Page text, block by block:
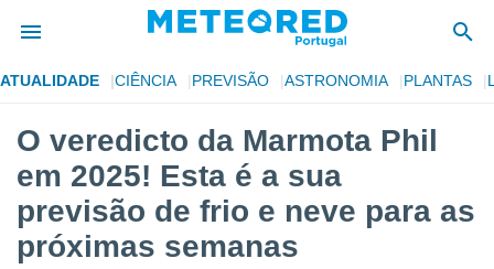
foi
para
as
fornecidas
ATUALIDADE CIÊNCIA PREVISÃO ASTRONOMIA PLANTAS
O veredicto da Marmota Phil
em 2025! Esta é a sua
previsão de frio e neve para as
próximas semanas